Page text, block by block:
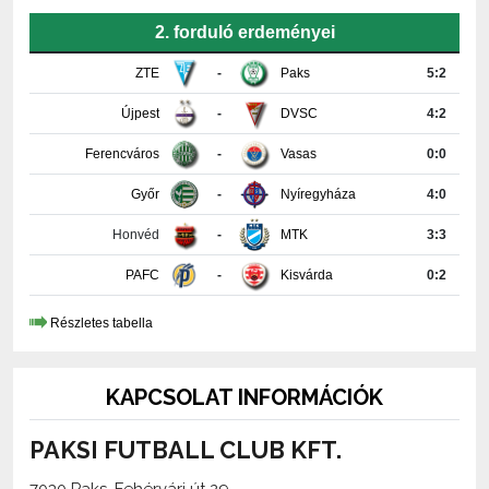
ZTE - Paks
Újpest DVSC 4:2
Ferencváros Vasas 0:0
Győr Nyíregyháza 4:0
Honvéd MTK 3:3
PAFC Kisvárda 0:2
Részletes tabella
PAKSI FUTBALL CLUB KFT.
7030 Paks, Fehérvári út 29.